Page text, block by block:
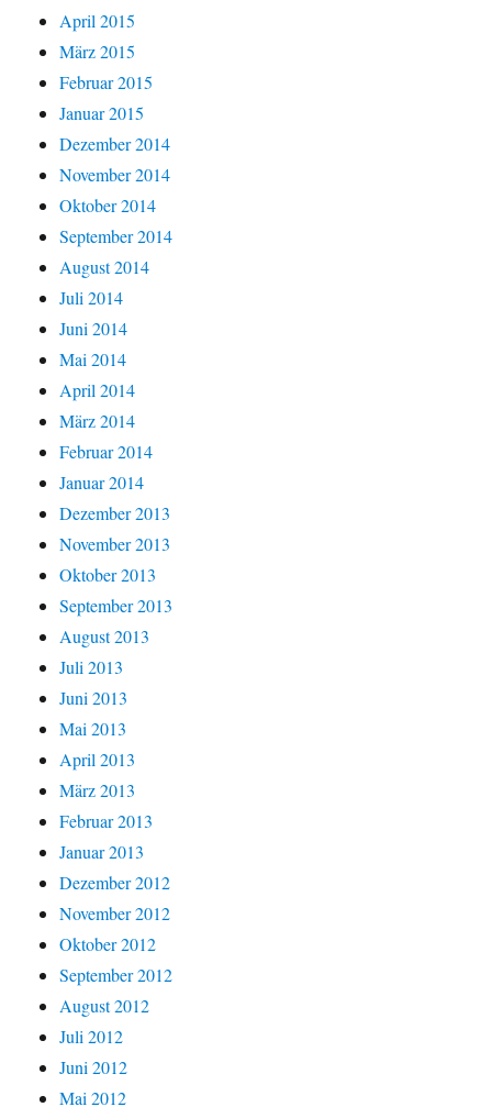
April 2015
März 2015
Februar 2015
Januar 2015
Dezember 2014
November 2014
Oktober 2014
September 2014
August 2014
Juli 2014
Juni 2014
Mai 2014
April 2014
März 2014
Februar 2014
Januar 2014
Dezember 2013
November 2013
Oktober 2013
September 2013
August 2013
Juli 2013
Juni 2013
Mai 2013
April 2013
März 2013
Februar 2013
Januar 2013
Dezember 2012
November 2012
Oktober 2012
September 2012
August 2012
Juli 2012
Juni 2012
Mai 2012